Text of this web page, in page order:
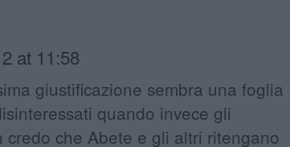
at 11:58
giustificazione sembra una foglia
quando invece gli
credo che Abete e gli altri ritengano